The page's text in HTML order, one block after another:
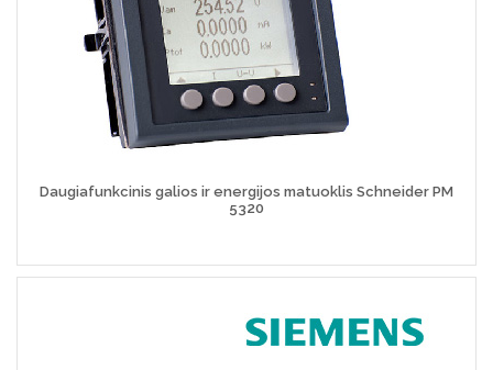
Daugiafunkcinis galios ir energijos matuoklis Schneider PM
5320